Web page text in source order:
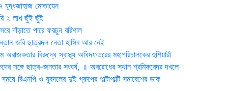
যুদ্ধজাহাজ মোতায়েন
২ লাখ ছুঁই ছুঁই
দাঁড়াতে পারে ফরচুন বরিশাল
জবি ছাত্রদল নেতা হাসিব আর নেই
অরাজকতার বিরুদ্ধে স্বাস্থ্য অধিদফতরের মহাপরিচালকের হুশিয়ারী
সঙ্গে ছাত্র-জনতার সংঘর্ষ, ॥ অবরোধের স্থান শ্রমিকরেদর দখলে
বিএনপি ও যুবদলের দুই গ্রুপের পাল্টাপাল্টি সমাবেশের ডাক